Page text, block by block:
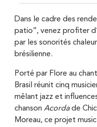
Dans le cadre des
patio”, venez profiter
par les sonorités
brésilienne.
Porté par Flore au
Brasil réunit cinq
mêlant jazz et
chanson Acordade
Moreau, ce projet